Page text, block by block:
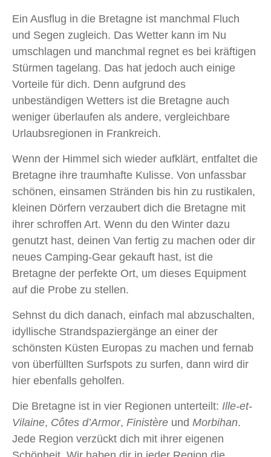
Ein Ausflug in die Bretagne ist manchmal Fluch
und Segen zugleich. Das Wetter kann im Nu
umschlagen und manchmal regnet es bei kräftigen
Stürmen tagelang. Das hat jedoch auch einige
Vorteile für dich. Denn aufgrund des
unbeständigen Wetters ist die Bretagne auch
weniger überlaufen als andere, vergleichbare
Urlaubsregionen in Frankreich.
Wenn der Himmel sich wieder aufklärt, entfaltet die
Bretagne ihre traumhafte Kulisse. Von unfassbar
schönen, einsamen Stränden bis hin zu rustikalen,
kleinen Dörfern verzaubert dich die Bretagne mit
ihrer schroffen Art. Wenn du den Winter dazu
genutzt hast, deinen Van fertig zu machen oder dir
neues Camping-Gear gekauft hast, ist die
Bretagne der perfekte Ort, um dieses Equipment
auf die Probe zu stellen.
Sehnst du dich danach, einfach mal abzuschalten,
idyllische Strandspaziergänge an einer der
schönsten Küsten Europas zu machen und fernab
von überfüllten Surfspots zu surfen, dann wird dir
hier ebenfalls geholfen.
Die Bretagne ist in vier Regionen unterteilt: Ille-et-
Vilaine, Côtes d’Armor, Finistère und Morbihan.
Jede Region verzückt dich mit ihrer eigenen